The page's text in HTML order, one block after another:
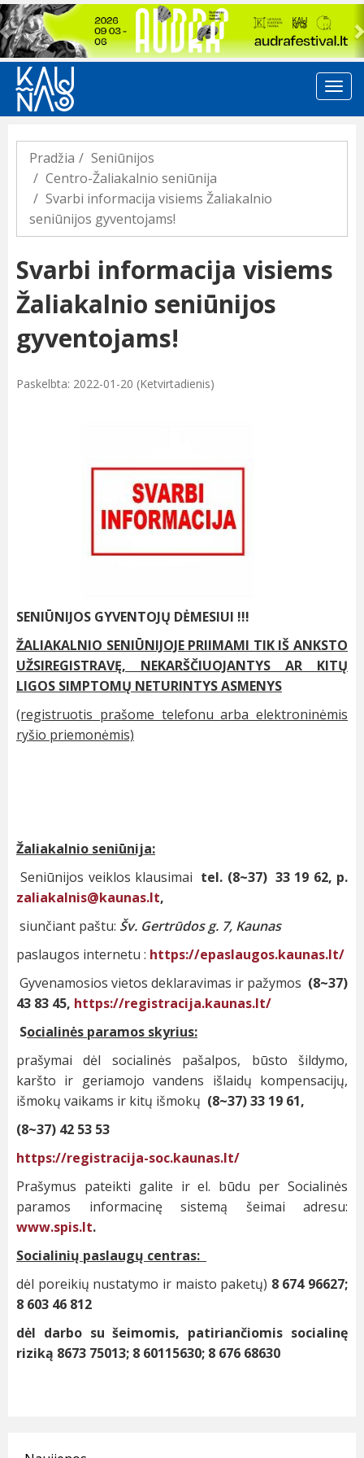
Previous
Pradžia
Seniūnijos
Centro-Žaliakalnio seniūnija
Svarbi informacija visiems Žaliakalnio
seniūnijos gyventojams!
Svarbi informacija visiems
Žaliakalnio seniūnijos
gyventojams!
Paskelbta: 2022-01-20 (Ketvirtadienis)
SENIŪNIJOS GYVENTOJŲ DĖMESIUI !!!
ŽALIAKALNIO SENIŪNIJOJE PRIIMAMI TIK IŠ ANKSTO
UŽSIREGISTRAVĘ, NEKARŠČIUOJANTYS AR KITŲ
LIGOS SIMPTOMŲ NETURINTYS ASMENYS
(registruotis prašome telefonu arba elektroninėmis
ryšio priemonėmis)
Žaliakalnio seniūnija:
Seniūnijos veiklos klausimai tel. (8~37) 33 19 62, p.
zaliakalnis@kaunas.lt,
siunčiant paštu: Šv. Gertrūdos g. 7, Kaunas
paslaugos internetu : https://epaslaugos.kaunas.lt/
Gyvenamosios vietos deklaravimas ir pažymos (8~37)
43 83 45, https://registracija.kaunas.lt/
Socialinės paramos skyrius:
prašymai dėl socialinės pašalpos, būsto šildymo,
karšto ir geriamojo vandens išlaidų kompensacijų,
išmokų vaikams ir kitų išmokų (8~37) 33 19 61,
(8~37) 42 53 53
https://registracija-soc.kaunas.lt/
Prašymus pateikti galite ir el. būdu per Socialinės
paramos informacinę sistemą šeimai adresu:
www.spis.lt.
Socialinių paslaugų centras:
dėl poreikių nustatymo ir maisto paketų) 8 674 96627;
8 603 46 812
dėl darbo su šeimomis, patiriančiomis socialinę
riziką 8673 75013; 8 60115630; 8 676 68630